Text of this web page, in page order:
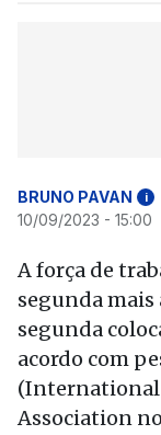
BRUNO PAVAN i
10/09/2023 - 15:00
A força de
segunda mais
segunda
acordo com
(International
Association